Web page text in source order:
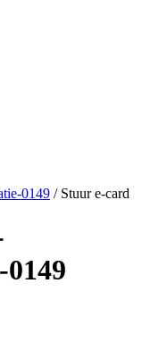
0149 / Stuur e-card